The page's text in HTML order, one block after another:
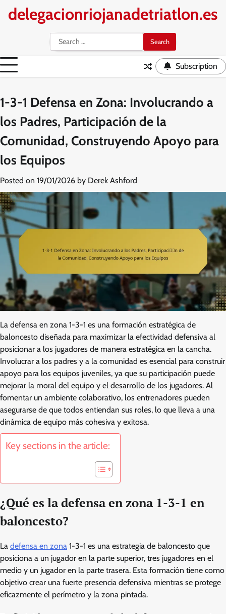
delegacionriojanadetriatlon.es
Search
for:
Subscription
1-3-1 Defensa en Zona: Involucrando a
los Padres, Participación de la
Comunidad, Construyendo Apoyo para
los Equipos
Posted on 19/01/2026 by Derek Ashford
La defensa en zona 1-3-1 es una formación estratégica de
baloncesto diseñada para maximizar la efectividad defensiva al
posicionar a los jugadores de manera estratégica en la cancha.
Involucrar a los padres y a la comunidad es esencial para construir
apoyo para los equipos juveniles, ya que su participación puede
mejorar la moral del equipo y el desarrollo de los jugadores. Al
fomentar un ambiente colaborativo, los entrenadores pueden
asegurarse de que todos entiendan sus roles, lo que lleva a una
dinámica de equipo más cohesiva y exitosa.
Key sections in the article:
¿Qué es la defensa en zona 1-3-1 en
baloncesto?
La defensa en zona 1-3-1 es una estrategia de baloncesto que
posiciona a un jugador en la parte superior, tres jugadores en el
medio y un jugador en la parte trasera. Esta formación tiene como
objetivo crear una fuerte presencia defensiva mientras se protege
eficazmente el perímetro y la zona pintada.